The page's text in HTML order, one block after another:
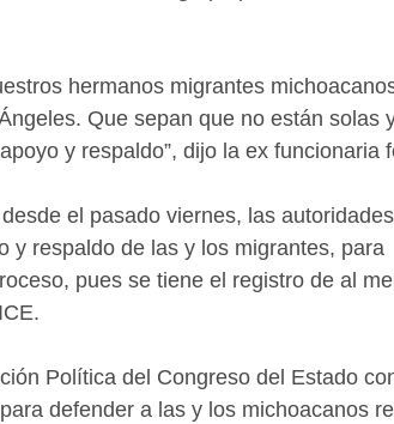
hermanos migrantes
Que sepan que no están solas
y respaldo”, dijo la ex funcionaria
el pasado viernes, las
y respaldo de las y los migrantes, para
pues se tiene el registro de al
Política del Congreso del Estado
defender a las y los michoacanos